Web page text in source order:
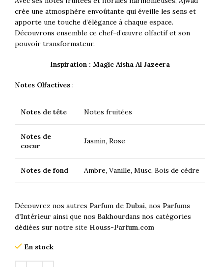
crée une atmosphère envoûtante qui éveille les sens et
apporte une touche d’élégance à chaque espace.
Découvrons ensemble ce chef-d’œuvre olfactif et son
pouvoir transformateur.
Inspiration : Magic Aisha Al Jazeera
Notes Olfactives :
Notes de tête Notes fruitées
Notes de
coeur
Jasmin, Rose
Notes de fond Ambre, Vanille, Musc, Bois de cèdre
Découvrez nos autres Parfum de Dubai, nos Parfums
d’Intérieur ainsi que nos Bakhourdans nos catégories
dédiées sur notre site Houss-Parfum.com
En stock